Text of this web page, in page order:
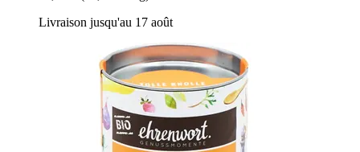
Livraison jusqu'au 17 août